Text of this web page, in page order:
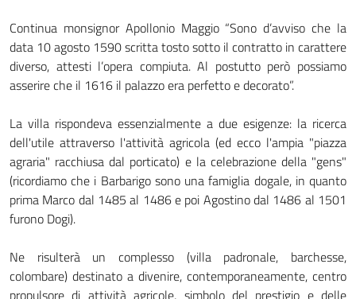
Continua monsignor Apollonio Maggio “Sono d’avviso che la
data 10 agosto 1590 scritta tosto sotto il contratto in carattere
diverso, attesti l’opera compiuta. Al postutto però possiamo
asserire che il 1616 il palazzo era perfetto e decorato”.
La villa rispondeva essenzialmente a due esigenze: la ricerca
dell'utile attraverso l'attività agricola (ed ecco l'ampia "piazza
agraria" racchiusa dal porticato) e la celebrazione della "gens"
(ricordiamo che i Barbarigo sono una famiglia dogale, in quanto
prima Marco dal 1485 al 1486 e poi Agostino dal 1486 al 1501
furono Dogi).
Ne risulterà un complesso (villa padronale, barchesse,
colombare) destinato a divenire, contemporaneamente, centro
propulsore di attività agricole, simbolo del prestigio e delle